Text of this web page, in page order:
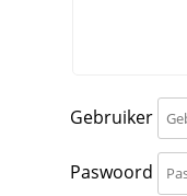
Gebruiker
Paswoord